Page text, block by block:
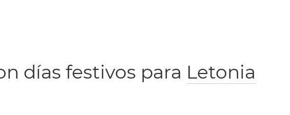
días festivos para Letonia